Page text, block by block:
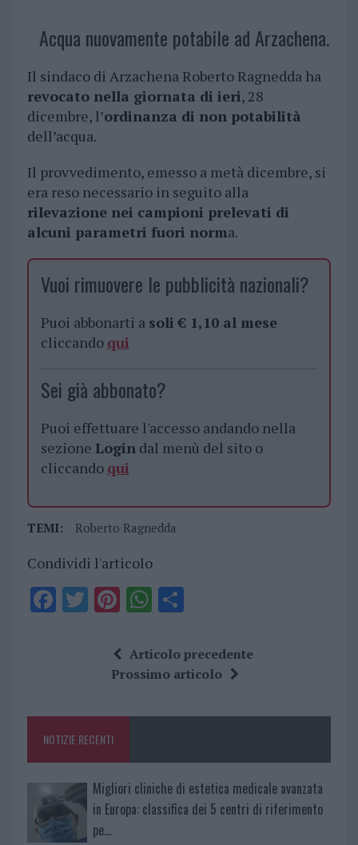
Acqua nuovamente potabile ad Arzachena.
Il sindaco di Arzachena Roberto Ragnedda ha
revocato nella giornata di ieri, 28
dicembre, l’ordinanza di non potabilità
dell’acqua.
Il provvedimento, emesso a metà dicembre, si
era reso necessario in seguito alla
rilevazione nei campioni prelevati di
alcuni parametri fuori norma.
Vuoi rimuovere le pubblicità nazionali?
Puoi abbonarti a soli € 1,10 al mese
cliccando qui
Sei già abbonato?
Puoi effettuare l'accesso andando nella
sezione Logindal menù del sito o
cliccando qui
TEMI: Roberto Ragnedda
Condividi l'articolo
F
o
k
T Pi
te
re
W
at
s
p
S
a
re
Articolo precedente
Prossimo articolo
NOTIZIE RECENTI
Migliori cliniche di estetica medicale avanzata
in Europa: classifica dei 5 centri di riferimento
pe…